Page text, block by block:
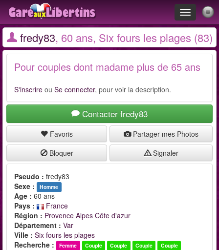
Toggle
navigation
fredy83, 60 ans, Six fours les plages (83)
Pour couples dont madame plus de 65 ans
S'inscrire ou Se connecter, pour voir la description.
Contacter fredy83
Favoris
Partager mes Photos
Bloquer
Signaler
Pseudo : fredy83
Sexe :
Homme
Age : 60 ans
Pays :
France
Région : Provence Alpes Côte d'azur
Département : Var
Ville : Six fours les plages
Recherche :
Femme Couple Couple Couple
Couple